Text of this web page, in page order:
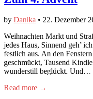
by Danika • 22. Dezember
Weihnachten Markt und
jedes Haus, Sinnend geh’
festlich aus. An den
geschmückt, Tausend
wunderstill beglückt. Und…
Read more →